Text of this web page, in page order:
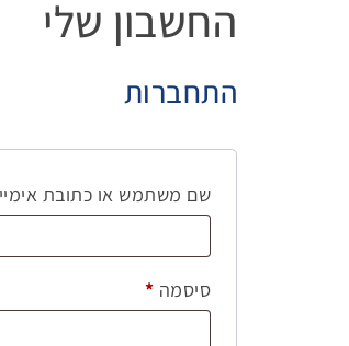
החשבון שלי
התחברות
שם משתמש או כתובת
סיסמה *